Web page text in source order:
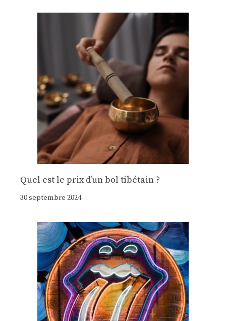
Quel est le prix d’un bol tibétain ?
30 septembre 2024